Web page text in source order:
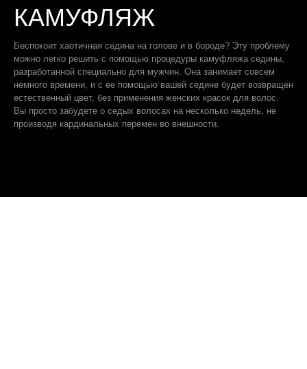
КАМУФЛЯЖ
Беспокоит хаотичная седина на голове и в бороде? Эту проблему
можно легко решить с помощью процедуры камуфляжа седины,
разработанной специально для мужчин. Она занимает совсем
немного времени, и с ее помощью вашей седине будет возвращен
естественный цвет, без применения женских красок для волос.
Вы просто забудете о седых волосах на несколько недель, не
производя кардинальных перемен во внешности.